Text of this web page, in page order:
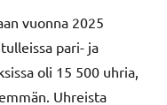
vuonna 2025
pari- ja
oli 15 500 uhria,
Uhreista